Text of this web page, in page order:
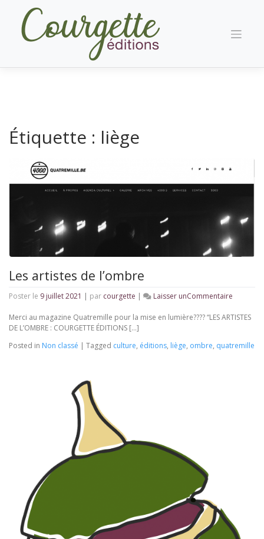
content
Étiquette : liège
Les artistes de l’ombre
Poster le 9 juillet 2021 | par courgette | Laisser unCommentaire
artistes
Merci au magazine Quatremille pour la mise en lumière???? “LES ARTISTES
DE L’OMBRE : COURGETTE ÉDITIONS […]
Posted in Non classé | Tagged culture, éditions, liège, ombre, quatremille